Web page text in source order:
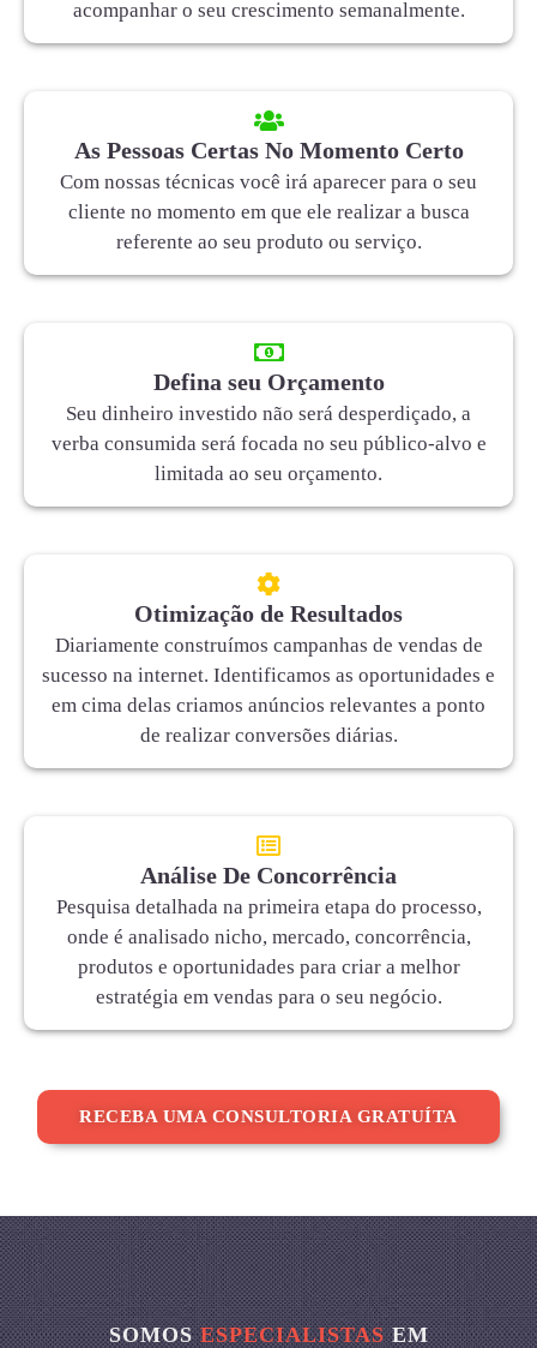
acompanhar o seu crescimento semanalmente.
As Pessoas Certas No Momento Certo
Com nossas técnicas você irá aparecer para o seu
cliente no momento em que ele realizar a busca
referente ao seu produto ou serviço.
Defina seu Orçamento
Seu dinheiro investido não será desperdiçado, a
verba consumida será focada no seu público-alvo e
limitada ao seu orçamento.
Otimização de Resultados
Diariamente construímos campanhas de vendas de
sucesso na internet. Identificamos as oportunidades e
em cima delas criamos anúncios relevantes a ponto
de realizar conversões diárias.
Análise De Concorrência
Pesquisa detalhada na primeira etapa do processo,
onde é analisado nicho, mercado, concorrência,
produtos e oportunidades para criar a melhor
estratégia em vendas para o seu negócio.
RECEBA UMA CONSULTORIA GRATUÍTA
SOMOSESPECIALISTASEM